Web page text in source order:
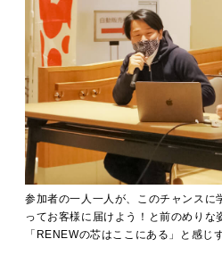
参加者の一人一人が、このチャンスに
ってお客様に届けよう！と前のめりな
「RENEWの芯はここにある」と感じ